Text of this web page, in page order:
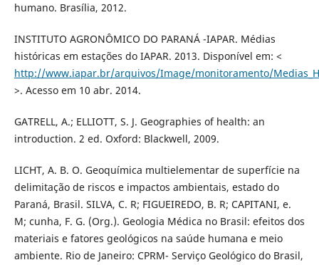
humano. Brasília, 2012.
INSTITUTO AGRONÔMICO DO PARANÁ -IAPAR. Médias
históricas em estações do IAPAR. 2013. Disponível em: <
http://www.iapar.br/arquivos/Image/monitoramento/
>. Acesso em 10 abr. 2014.
GATRELL, A.; ELLIOTT, S. J. Geographies of health: an
introduction. 2 ed. Oxford: Blackwell, 2009.
LICHT, A. B. O. Geoquímica multielementar de superfície na
delimitação de riscos e impactos ambientais, estado do
Paraná, Brasil. SILVA, C. R; FIGUEIREDO, B. R; CAPITANI, e.
M; cunha, F. G. (Org.). Geologia Médica no Brasil: efeitos dos
materiais e fatores geológicos na saúde humana e meio
ambiente. Rio de Janeiro: CPRM- Serviço Geológico do Brasil,